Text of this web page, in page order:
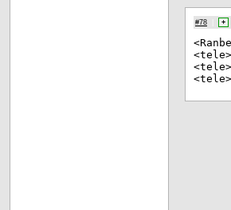
#78 +
<Ra
<te
<te
<te